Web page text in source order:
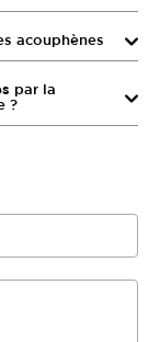
acouphènes
par la
?